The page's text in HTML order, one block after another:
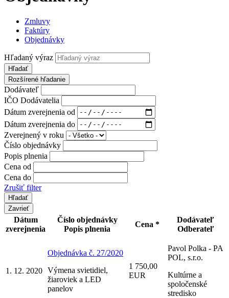
Zmluvy
Faktúry
Objednávky
Hľadaný výraz
Hľadať
Rozšírené hľadanie
Dodávateľ
IČO Dodávatelia
Dátum zverejnenia od
Dátum zverejnenia do
Zverejnený v roku
Číslo objednávky
Popis plnenia
Cena od
Cena do
Zrušiť filter
Zavrieť
Dátum
zverejnenia
Číslo objednávky
Popis plnenia
Cena *
Dodávateľ
Odberateľ
1. 12. 2020
Objednávka č. 27/2020
Výmena svietidiel,
žiaroviek a LED
panelov
1 750,00
EUR
Pavol Polka - PA
POL, s.r.o.
Kultúrne a
spoločenské
stredisko